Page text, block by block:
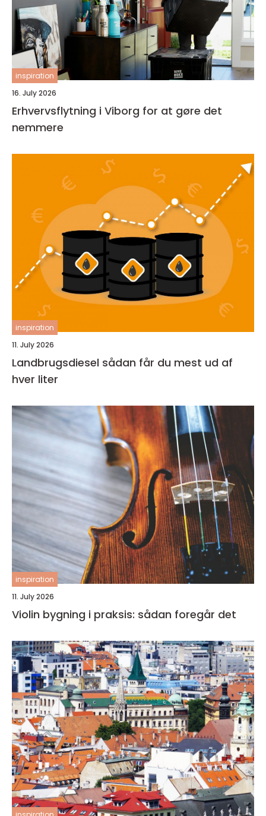
inspiration
16. July 2026
Erhvervsflytning i Viborg for at gøre det
nemmere
inspiration
11. July 2026
Landbrugsdiesel sådan får du mest ud af
hver liter
inspiration
11. July 2026
Violin bygning i praksis: sådan foregår det